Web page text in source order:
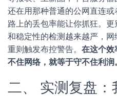
还在用那种普通的公网直连
路上的丢包率能让你抓狂。
和稳定性的检测越来越严，网
重则触发布控警告。 在这个效
不住网络，就等于守不住利润
二、 实测复盘：